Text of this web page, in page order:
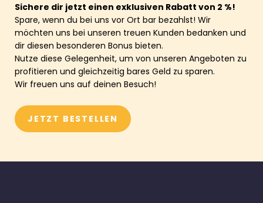
Sichere dir jetzt einen exklusiven Rabatt von 2 %!
Spare, wenn du bei uns vor Ort bar bezahlst! Wir
möchten uns bei unseren treuen Kunden bedanken und
dir diesen besonderen Bonus bieten.
Nutze diese Gelegenheit, um von unseren Angeboten zu
profitieren und gleichzeitig bares Geld zu sparen.
Wir freuen uns auf deinen Besuch!
JETZT BESTELLEN